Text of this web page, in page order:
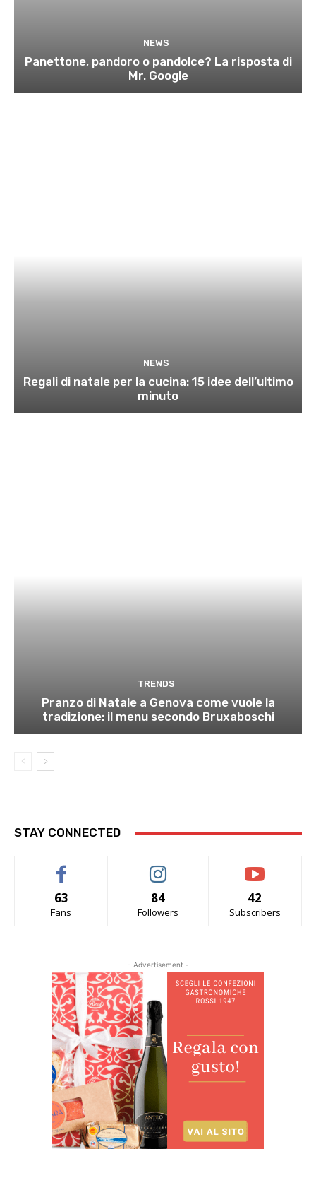
NEWS
Panettone, pandoro o pandolce? La risposta di
Mr. Google
NEWS
Regali di natale per la cucina: 15 idee dell’ultimo
minuto
TRENDS
Pranzo di Natale a Genova come vuole la
tradizione: il menu secondo Bruxaboschi
STAY CONNECTED
63
Fans
84
Followers
42
Subscribers
- Advertisement -